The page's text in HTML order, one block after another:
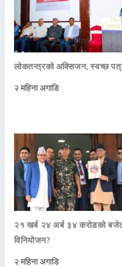
लोकतन्त्रको अक्सिजन, स्वच्छ
२ महिना अगाडि
२१ खर्ब २४ अर्ब ३४ करोडको
विनियोजन?
२ महिना अगाडि